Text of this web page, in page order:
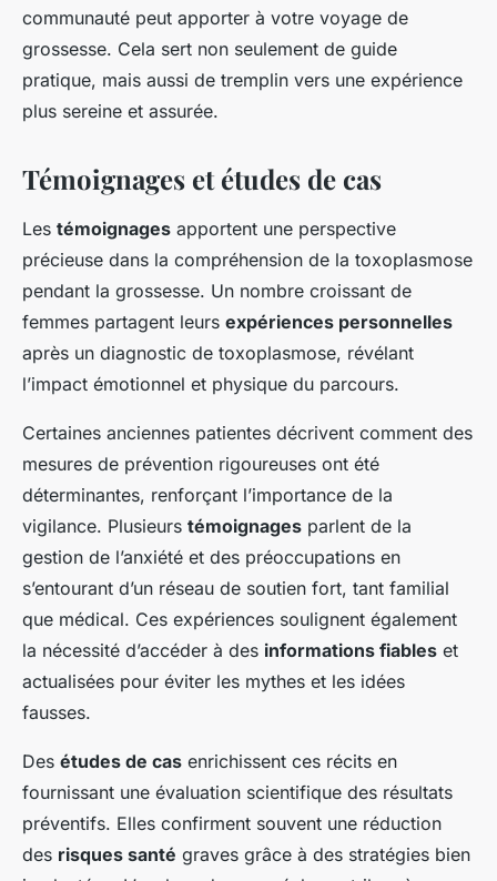
communauté peut apporter à votre voyage de
grossesse. Cela sert non seulement de guide
pratique, mais aussi de tremplin vers une expérience
plus sereine et assurée.
Témoignages et études de cas
Les témoignages apportent une perspective
précieuse dans la compréhension de la toxoplasmose
pendant la grossesse. Un nombre croissant de
femmes partagent leurs expériences personnelles
après un diagnostic de toxoplasmose, révélant
l’impact émotionnel et physique du parcours.
Certaines anciennes patientes décrivent comment des
mesures de prévention rigoureuses ont été
déterminantes, renforçant l’importance de la
vigilance. Plusieurs témoignages parlent de la
gestion de l’anxiété et des préoccupations en
s’entourant d’un réseau de soutien fort, tant familial
que médical. Ces expériences soulignent également
la nécessité d’accéder à des informations fiables et
actualisées pour éviter les mythes et les idées
fausses.
Des études de cas enrichissent ces récits en
fournissant une évaluation scientifique des résultats
préventifs. Elles confirment souvent une réduction
des risques santé graves grâce à des stratégies bien